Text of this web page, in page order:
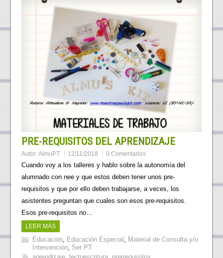
PRE-REQUISITOS DEL APRENDIZAJE
Autor:AlmuPT 12/11/2018 0 Comentarios
Cuando voy a los talleres y hablo sobre la autonomía del
alumnado con nee y que estos deben tener unos pre-
requisitos y que por ello deben trabajarse, a veces, los
asistentes preguntan que cuales son esos pre-requisitos.
Esos pre-requisitos no…
LEER MÁS
Educación, Educación Especial , Material de Consulta y/o
Intervención, Ser PT